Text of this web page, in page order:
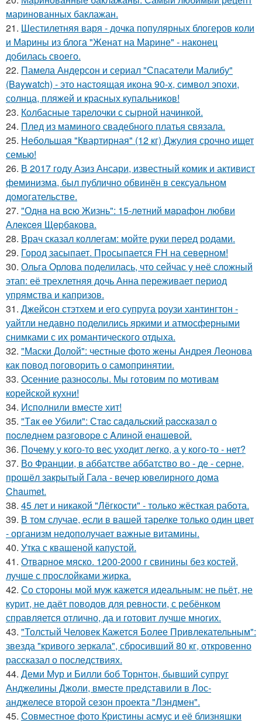
маринованных баклажан.
21. Шестилетняя варя - дочка популярных блогеров коли
и Марины из блога "Женат на Марине" - наконец
добилась своего.
22. Памела Андерсон и сериал "Спасатели Малибу"
(Baywatch) - это настоящая икона 90-х, символ эпохи,
солнца, пляжей и красных купальников!
23. Колбасные тарелочки с сырной начинкой.
24. Плед из маминого свадебного платья связала.
25. Небольшая "Квартирная" (12 кг) Джулия срочно ищет
семью!
26. В 2017 году Азиз Ансари, известный комик и активист
феминизма, был публично обвинён в сексуальном
домогательстве.
27. "Однa нa вcю Жизнь": 15-лeтний мapaфoн любви
Алeкceя Щepбaкoвa.
28. Врач сказал коллегам: мойте руки перед родами.
29. Город засыпает. Просыпается FH на северном!
30. Ольга Орлова поделилась, что сейчас у неё сложный
этап: её трехлетняя дочь Анна переживает период
упрямства и капризов.
31. Джейсон стэтхем и его супруга роузи хантингтон -
уайтли недавно поделились яркими и атмосферными
снимками с их романтического отдыха.
32. "Маски Долой": честные фото жены Андрея Леонова
как повод поговорить о самопринятии.
33. Осенние разносолы. Мы готовим по мотивам
корейской кухни!
34. Исполнили вместе хит!
35. "Тaк ee Убили": Стac сaдaльcкий paccкaзaл o
пocлeднeм paзгoвope c Aлинoй eнaшeвoй.
36. Почему у кого-то вес уходит легко, а у кого-то - нет?
37. Во Франции, в аббатстве аббатство во - де - серне,
прошёл закрытый Гала - вечер ювелирного дома
Chaumet.
38. 45 лет и никакой "Лёгкости" - только жёсткая работа.
39. В том случае, если в вашей тарелке только один цвет
- организм недополучает важные витамины.
40. Утка с квашеной капустой.
41. Отварное мяско. 1200-2000 г свинины без костей,
лучше с прослойками жирка.
42. Со стороны мой муж кажется идеальным: не пьёт, не
курит, не даёт поводов для ревности, с ребёнком
справляется отлично, да и готовит лучше многих.
43. "Толстый Человек Кажется Более Привлекательным":
звезда "кривого зеркала", сбросивший 80 кг, откровенно
рассказал о последствиях.
44. Деми Мур и Билли боб Торнтон, бывший супруг
Анджелины Джоли, вместе представили в Лос-
анджелесе второй сезон проекта "Лэндмен".
45. Совместное фото Кристины асмус и её близняшки